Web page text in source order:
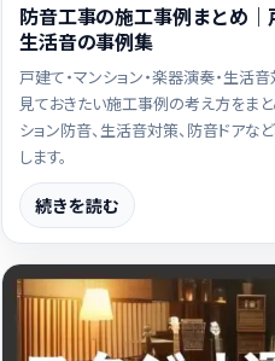
防音工事の施工事例まとめ
生活音の事例集
戸建て・マンション・楽器演奏・生活
見ておきたい施工事例の考え方をまと
ション防音、生活音対策、防音ドア
します。
続きを読む